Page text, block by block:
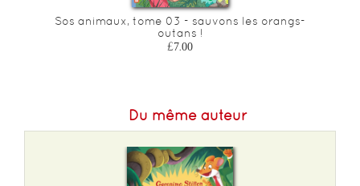
Sos animaux, tome 03 - sauvons les orangs-
outans !
£7.00
Du même auteur